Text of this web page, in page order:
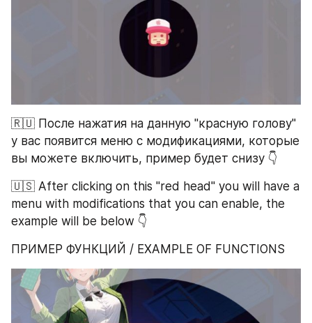
🇷🇺 После нажатия на данную "красную голову"
у вас появится меню с модификациями, которые
вы можете включить, пример будет снизу 👇
🇺🇸 After clicking on this "red head" you will have a
menu with modifications that you can enable, the
example will be below 👇
ПРИМЕР ФУНКЦИЙ / EXAMPLE OF FUNCTIONS